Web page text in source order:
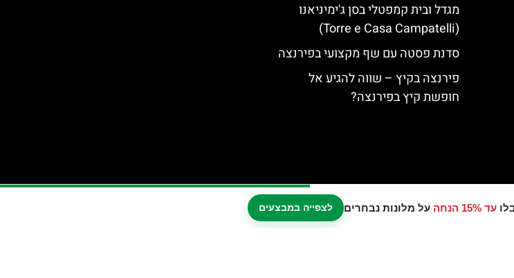
עד 15% הנחה על מלונות נבחרים לצפייה במבצעים
מגדל ובית קמפטלי בסן ג'ימיניאנו
(Torre e Casa Campatelli)
סדנת פסטה עם שף מקצועי בפירנצה
פירנצה בקיץ – שווה להגיע אל
חופשת קיץ בפירנצה?